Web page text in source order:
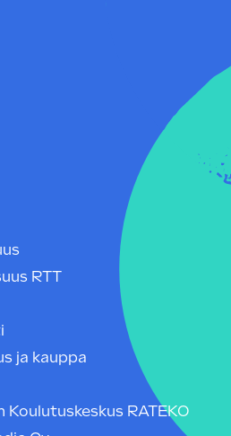
RTT
ja kauppa
Koulutuskeskus RATEKO